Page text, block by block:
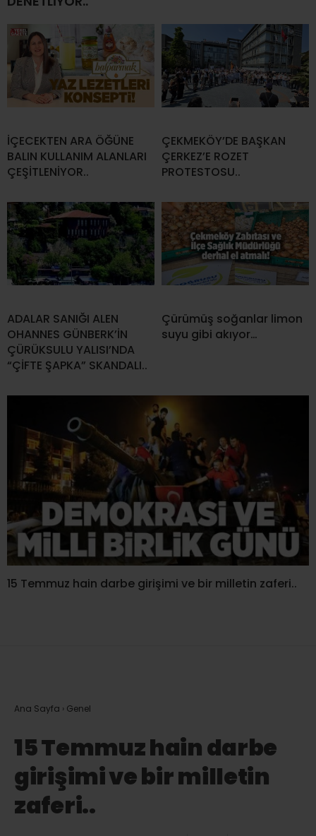
İÇECEKTEN ARA ÖĞÜNE
BALIN KULLANIM ALANLARI
ÇEŞİTLENİYOR..
ÇEKMEKÖY’DE BAŞKAN
ÇERKEZ’E ROZET
PROTESTOSU..
ADALAR SANIĞI ALEN
OHANNES GÜNBERK’İN
ÇÜRÜKSULU YALISI’NDA
“ÇİFTE ŞAPKA” SKANDALI..
Çürümüş soğanlar limon
suyu gibi akıyor…
15 Temmuz hain darbe girişimi ve bir milletin zaferi..
Ana Sayfa › Genel
15 Temmuz hain darbe
girişimi ve bir milletin
zaferi..